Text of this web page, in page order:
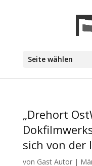
Seite wählen
„Drehort
sich von der
von Gast Autor|